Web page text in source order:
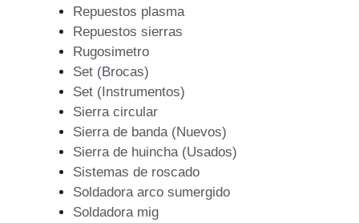
Repuestos plasma
Repuestos sierras
Rugosimetro
Set (Brocas)
Set (Instrumentos)
Sierra circular
Sierra de banda (Nuevos)
Sierra de huincha (Usados)
Sistemas de roscado
Soldadora arco sumergido
Soldadora mig